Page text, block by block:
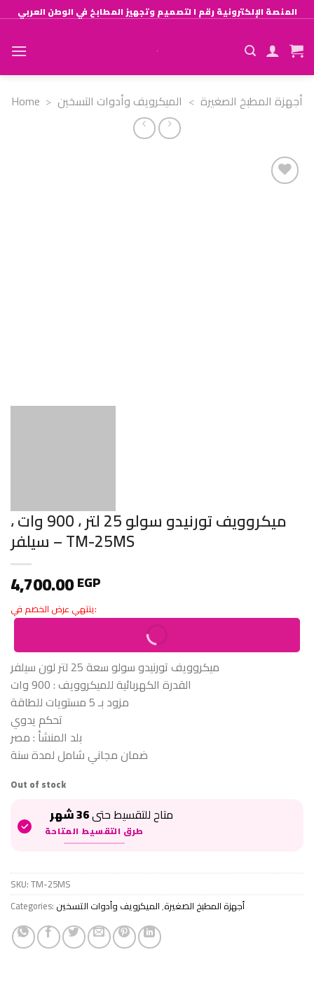
to
content
المنصة الإلكترونية رقم ١ لتصميم وتجهيز المطابخ في الوطن العربي
Home > أجهزة المطبخ الصغيرة > الميكرويف وأدوات التسخين
ميكروويف تورنيدو سولو 25 لتر ، 900 وات ،
سيلفر – TM-25MS
4,700.00EGP
ينتهي عرض الخصم في:
ميكروويف تورنيدو سولو سعة 25 لتر لون سيلفر
القدرة الكهربائية للميكروويف : 900 وات
مزود بـ 5 مستويات للطاقة
تحكم يدوي
بلد المنشأ : مصر
ضمان مجاني شامل لمدة سنة
Out of stock
متاح للتقسيط حتى36 شهر
طرق التقسيط المتاحة
SKU:TM-25MS
Categories:
أجهزة المطبخ الصغيرة,الميكرويف وأدوات التسخين